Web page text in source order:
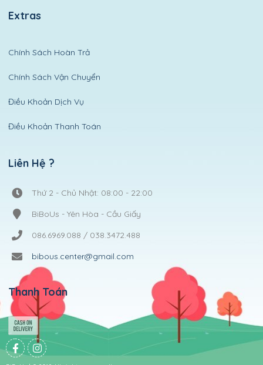
Extras
Chính Sách Hoàn Trả
Chính Sách Vận Chuyển
Điều Khoản Dịch Vụ
Điều Khoản Thanh Toán
Liên Hệ ?
Thứ 2 - Chủ Nhật: 08:00 - 22:00
BiBoUs - Yên Hòa - Cầu Giấy
086.6969.088 / 038.3472.488
bibous.center@gmail.com
Thanh Toán